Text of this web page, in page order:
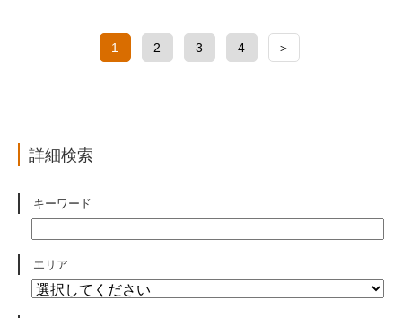
詳細検索
キーワード
エリア
1 2 3 4 ＞